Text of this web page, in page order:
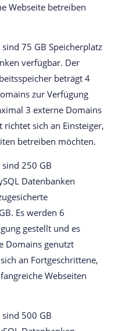
Webseite betreiben
sind 75 GB Speicherplatz
verfügbar. Der
beträgt 4
zur Verfügung
3 externe Domains
richtet sich an Einsteiger,
betreiben möchten.
250 GB
Datenbanken
Es werden 6
gestellt und es
Domains genutzt
an Fortgeschrittene,
Webseiten
500 GB